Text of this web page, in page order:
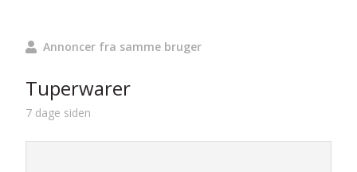
Annoncer fra samme bruger
Tuperwarer
7 dage siden